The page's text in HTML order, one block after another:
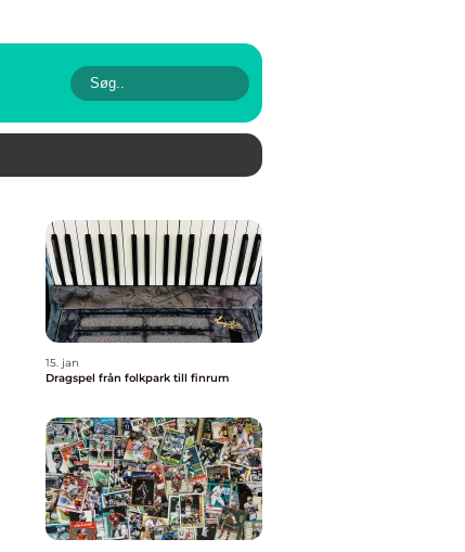
15. jan
Dragspel från folkpark till finrum